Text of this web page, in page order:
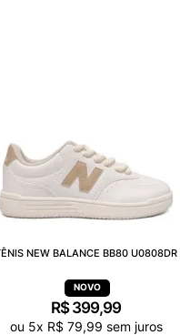
NEW BALANCE BB80 U0808DR
R$399,99
ou 5x R$ 79,99 sem juros